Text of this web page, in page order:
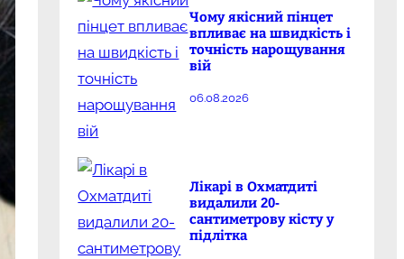
Чому якісний пінцет
впливає на швидкість і
точність нарощування
вій
06.08.2026
Лікарі в Охматдиті
видалили 20-
сантиметрову кісту у
підлітка